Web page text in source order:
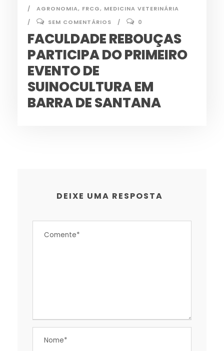
AGRONOMIA, FRCG, MEDICINA VETERINÁRIA
SEM COMENTÁRIOS
0
FACULDADE REBOUÇAS
PARTICIPA DO PRIMEIRO
EVENTO DE
SUINOCULTURA EM
BARRA DE SANTANA
DEIXE UMA RESPOSTA